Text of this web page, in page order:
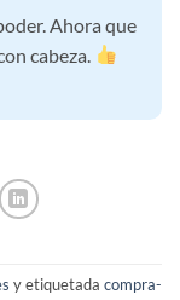
Ahora que
cabeza.
y etiquetada compra-